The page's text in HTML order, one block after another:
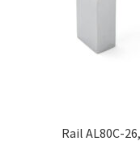
Rail AL80C-